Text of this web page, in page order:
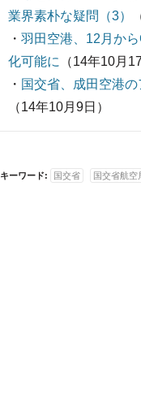
業界素朴な疑問（3）
・ 羽田空港、12月か
化可能に
（14年10月
・ 国交省、成田空港
（14年10月9日）
キーワード: 国交省 国交省航空